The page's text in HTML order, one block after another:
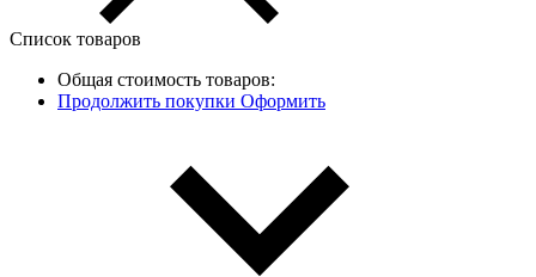
Список товаров
Общая стоимость товаров:
Продолжить покупки Оформить